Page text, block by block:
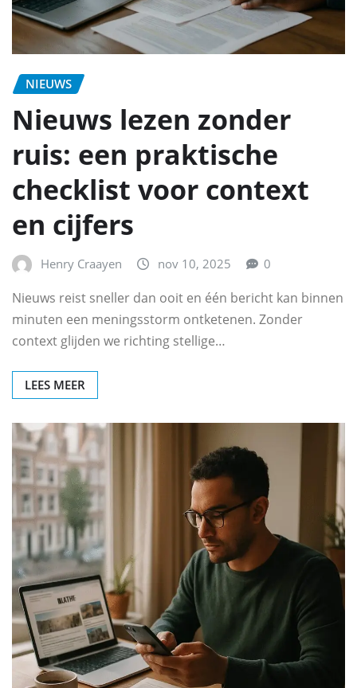
NIEUWS
Nieuws lezen zonder
ruis: een praktische
checklist voor context
en cijfers
Henry Craayen nov 10, 2025 0
Nieuws reist sneller dan ooit en één bericht kan binnen
minuten een meningsstorm ontketenen. Zonder
context glijden we richting stellige…
LEES MEER